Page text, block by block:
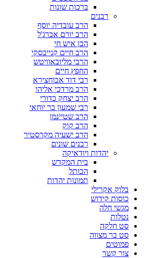
ברכות שונות
רבנים
הרב עובדיה יוסף
הרב יורם אברג'ל
הבן איש חי
הרב חיים קנייבסקי
הרבי מליובאוויטש
החפץ חיים
רבי דוד אבוחצירא
הרב מרדכי אליהו
הרב יצחק כדורי
רבי שמעון בר יוחאי
הרב שטיינמן
הרב קוק
הרב ישעיה מקרסטיר
רבנים שונים
יהדות ויודאיקה
בית המקדש
הכותל
תמונות יהדות
בלוק אקרילי
כוסות קידוש
מגשי חלה
נטלות
סט חלקה
סט בר מצווה
פמוטים
צור קשר